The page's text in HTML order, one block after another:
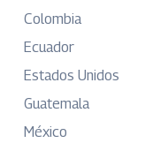
Colombia
Ecuador
Estados Unidos
Guatemala
México